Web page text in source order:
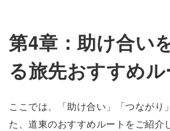
第4章：助け合い
る旅先おすすめル
ここでは、「助け合い」「つながり
た、道東のおすすめルートをご紹介